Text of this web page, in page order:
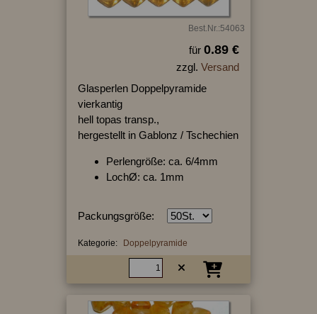
Best.Nr.:54063
für 0.89 €
zzgl. Versand
Glasperlen Doppelpyramide
vierkantig
hell topas transp.,
hergestellt in Gablonz / Tschechien
Perlengröße: ca. 6/4mm
LochØ: ca. 1mm
Packungsgröße:
Kategorie: Doppelpyramide